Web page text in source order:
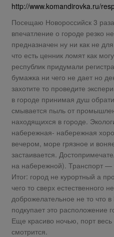
http://www.komandirovka.ru/
Посещаю Новороссийск 3
впечатление о городе резко
предназначен ну ни как не
что есть ценник ломят как
республик придумали
бумажка ни чего не дает но
захотите то проведите
в городе принимая душ
смывается пыль от
находящихся в городе.
набережная- набережная
вечером, море грязное и
застаивается.
на набережной). Транспорт
Итог: город не курортный а
чего то сверх естественного
доброжелательное не то что
подкупает это расположение
Еще красиво ночью, порт весь
смотрится.